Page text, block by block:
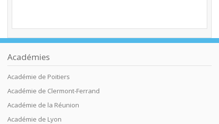
Académies
Académie de Poitiers
Académie de Clermont-Ferrand
Académie de la Réunion
Académie de Lyon